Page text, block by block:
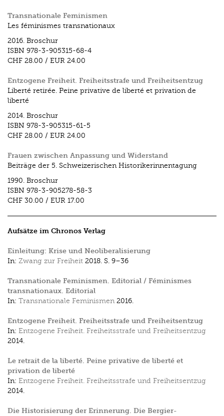
Transnationale Feminismen
Les féminismes transnationaux
2016. Broschur
ISBN 978-3-905315-68-4
CHF 28.00 / EUR 24.00
Entzogene Freiheit. Freiheitsstrafe und Freiheitsentzug
Liberté retirée. Peine privative de liberté et privation de
liberté
2014. Broschur
ISBN 978-3-905315-61-5
CHF 28.00 / EUR 24.00
Frauen zwischen Anpassung und Widerstand
Beiträge der 5. Schweizerischen Historikerinnentagung
1990. Broschur
ISBN 978-3-905278-58-3
CHF 30.00 / EUR 17.00
Aufsätze im Chronos Verlag
Einleitung: Krise und Neoliberalisierung
In: Zwang zur Freiheit 2018. S. 9–36
Transnationale Feminismen. Editorial / Féminismes
transnationaux. Editorial
In: Transnationale Feminismen 2016.
Entzogene Freiheit. Freiheitsstrafe und Freiheitsentzug
In: Entzogene Freiheit. Freiheitsstrafe und Freiheitsentzug
2014.
Le retrait de la liberté. Peine privative de liberté et
privation de liberté
In: Entzogene Freiheit. Freiheitsstrafe und Freiheitsentzug
2014.
Die Historisierung der Erinnerung. Die Bergier-